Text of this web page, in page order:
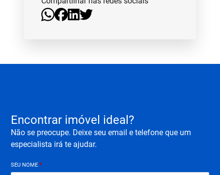
Encontrar imóvel ideal?
Não se preocupe. Deixe seu email e telefone que um
especialista irá te ajudar.
SEU NOME*